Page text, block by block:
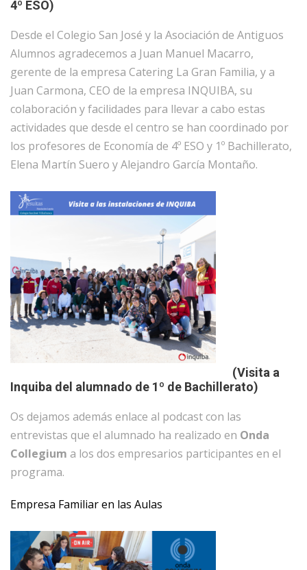
4º ESO)
Desde el Colegio San José y la Asociación de Antiguos
Alumnos agradecemos a Juan Manuel Macarro,
gerente de la empresa Catering La Gran Familia, y a
Juan Carmona, CEO de la empresa INQUIBA, su
colaboración y facilidades para llevar a cabo estas
actividades que desde el centro se han coordinado por
los profesores de Economía de 4º ESO y 1º Bachillerato,
Elena Martín Suero y Alejandro García Montaño.
(Visita a
Inquiba del alumnado de 1º de Bachillerato)
Os dejamos además enlace al podcast con las
entrevistas que el alumnado ha realizado en Onda
Collegium a los dos empresarios participantes en el
programa.
Empresa Familiar en las Aulas